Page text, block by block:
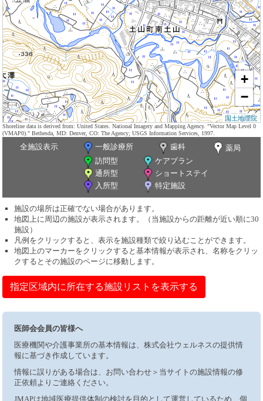
+
−
国土地理院
Shoreline data is derived from: United States. National Imagery and Mapping Agency. "Vector Map Level 0
(VMAP0)." Bethesda, MD: Denver, CO: The Agency; USGS Information Services, 1997.
全施設表示 一般診療所 歯科
薬局
訪問型
ケアプラン
通所型
ショートステイ
入所型
特定施設
施設の場所は正確でない場合があります。
地図上に周辺の施設が表示されます。（当施設からの距離が近い順に30
施設）
凡例をクリックすると、表示を施設種類で絞り込むことができます。
地図上のマーカーをクリックすると基本情報が表示され、名称をクリッ
クするとその施設のページに移動します。
指定区域内に所在する施設リストを表示する
医師会会員の皆様へ
医療機関や介護事業所の基本情報は、株式会社ウェルネスの提供情
報に基づき作成しています。
情報に誤りがある場合は、お問い合わせ＞当サイトの施設情報の修
正依頼よりご連絡ください。
JMAPは地域医療提供体制の検討を目的として運営しているため、個